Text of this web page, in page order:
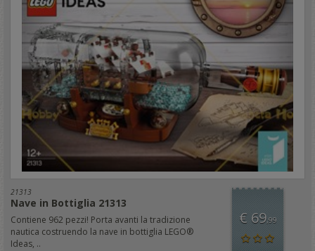
21313
Nave in Bottiglia 21313
Contiene 962 pezzi! Porta avanti la tradizione
nautica costruendo la nave in bottiglia LEGO®
Ideas, ..
€ 69,99